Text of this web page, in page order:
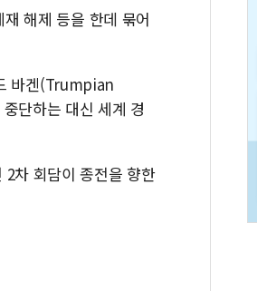
해제 등을 한데 묶어
바겐(Trumpian
단하는 대신 세계 경
차 회담이 종전을 향한